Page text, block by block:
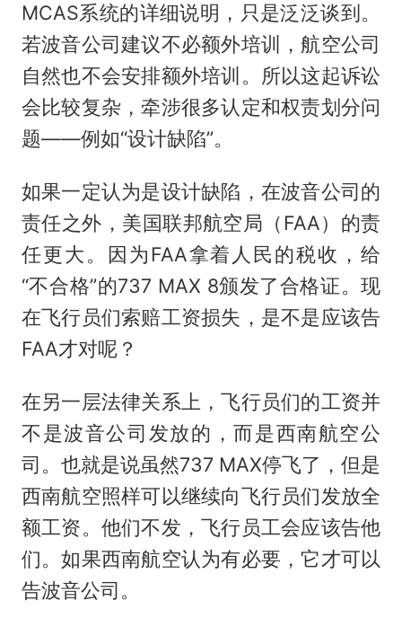
MCAS系统的详细说明，只是泛泛谈到。
若波音公司建议不必额外培训，航空公司
自然也不会安排额外培训。所以这起诉讼
会比较复杂，牵涉很多认定和权责划分问
题——例如“设计缺陷”。
如果一定认为是设计缺陷，在波音公司的
责任之外，美国联邦航空局（FAA）的责
任更大。因为FAA拿着人民的税收，给
“不合格”的737 MAX 8颁发了合格证。现
在飞行员们索赔工资损失，是不是应该告
FAA才对呢？
在另一层法律关系上，飞行员们的工资并
不是波音公司发放的，而是西南航空公
司。也就是说虽然737 MAX停飞了，但是
西南航空照样可以继续向飞行员们发放全
额工资。他们不发，飞行员工会应该告他
们。如果西南航空认为有必要，它才可以
告波音公司。